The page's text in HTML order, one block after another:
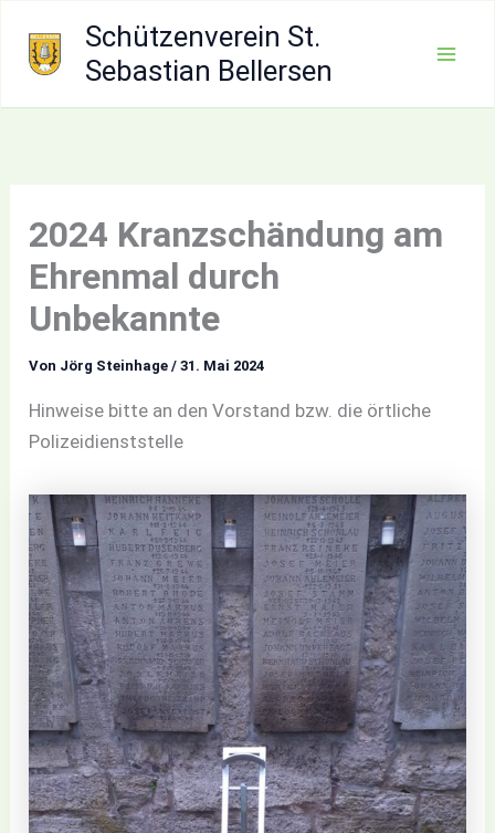
Inhalt
springen
Schützenverein St.
Sebastian Bellersen
2024 Kranzschändung am
Ehrenmal durch
Unbekannte
Von Jörg Steinhage/31. Mai 2024
Hinweise bitte an den Vorstand bzw. die örtliche
Polizeidienststelle